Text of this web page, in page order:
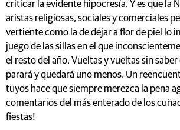
criticar la evidente hipocresía. Y es que la
aristas religiosas, sociales y comerciales
vertiente como la de dejar a flor de piel lo
juego de las sillas en el que
el resto del año. Vueltas y vueltas sin
parará y quedará uno menos. Un
tuyos hace que siempre merezca la pena
comentarios del más enterado de los
fiestas!